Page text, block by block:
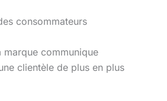
consommateurs
communique
clientèle de plus en plus